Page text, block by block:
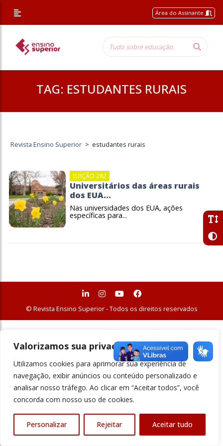
Valorizamos sua privacidade
Utilizamos cookies para aprimorar sua experiência de
navegação, exibir anúncios ou conteúdo personalizado e
analisar nosso tráfego. Ao clicar em “Aceitar todos”, você
concorda com nosso uso de cookies.
Personalizar Rejeitar Aceitar tudo
Área do Assinante
TAG: ESTUDANTES RURAIS
Revista Ensino Superior > estudantes rurais
EDIÇÃO 282
Universitários das áreas rurais
dos EUA...
Nas universidades dos EUA, ações
específicas para...
© Revista Ensino Superior - Todos os direitos reservados